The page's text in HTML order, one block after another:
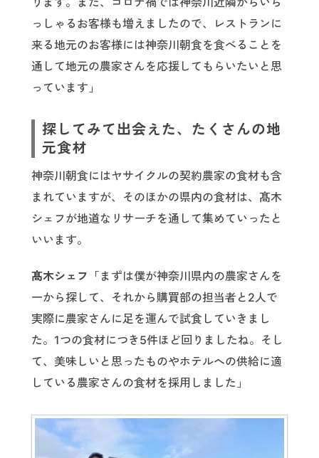
っしゃるお客様も増えましたので、レストランに
来る地元のお客様には神奈川朝食を食べることを
通して地元の農家さんを応援してもらいたいと思
っています」
探してみて出会えた、たくさんの地
元食材
神奈川朝食にはヤサイクルの契約農家の食材も含
まれていますが、そのほかの県内の食材は、髙木
シェフが地道なリサーチを通して集めていったと
いいます。
髙木シェフ 「まずは僕が神奈川県内の農家さんを
一から探して、それから購買部の担当者と2人で
実際に農家さんに足を運んで試食していきまし
た。1つの食材につき5件ほど回りましたね。そし
て、美味しいと思ったものやホテルへの供給に適
している農家さんの食材を採用しました」